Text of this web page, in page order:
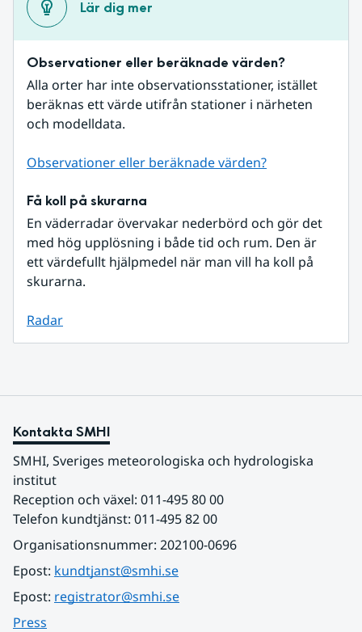
Lär dig mer
Observationer eller beräknade värden?
Alla orter har inte observationsstationer, istället
beräknas ett värde utifrån stationer i närheten
och modelldata.
Observationer eller beräknade värden?
Få koll på skurarna
En väderradar övervakar nederbörd och gör det
med hög upplösning i både tid och rum. Den är
ett värdefullt hjälpmedel när man vill ha koll på
skurarna.
Radar
Kontakta SMHI
SMHI, Sveriges meteorologiska och hydrologiska
institut
Reception och växel: 011-495 80 00
Telefon kundtjänst: 011-495 82 00
Organisationsnummer: 202100-0696
Epost: kundtjanst@smhi.se
Epost: registrator@smhi.se
Press